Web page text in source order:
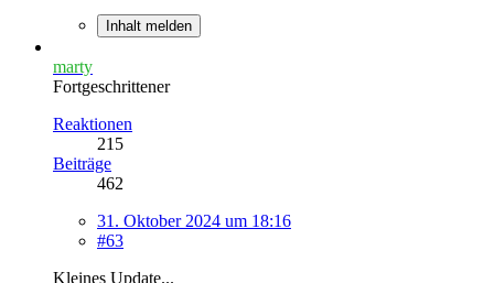
Inhalt melden
marty
Fortgeschrittener
Reaktionen
215
Beiträge
462
31. Oktober 2024 um 18:16
#63
Kleines Update...